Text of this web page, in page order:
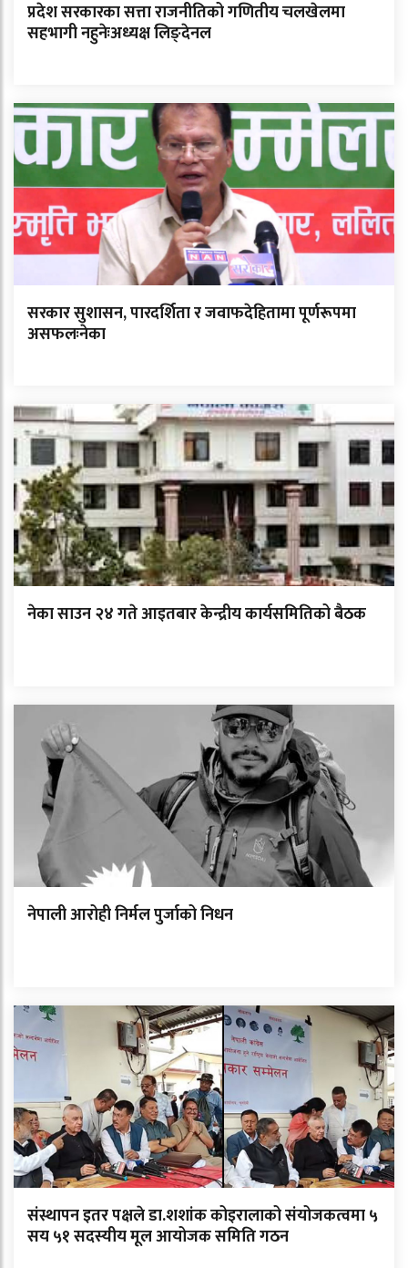
प्रदेश सरकारका सत्ता राजनीतिको गणितीय चलखेलमा
सहभागी नहुनेःअध्यक्ष लिङ्देनल
सरकार सुशासन, पारदर्शिता र जवाफदेहितामा पूर्णरूपमा
असफलःनेका
नेका साउन २४ गते आइतबार केन्द्रीय कार्यसमितिको बैठक
नेपाली आरोही निर्मल पुर्जाको निधन
संस्थापन इतर पक्षले डा.शशांक कोइरालाको संयोजकत्वमा ५
सय ५१ सदस्यीय मूल आयोजक समिति गठन